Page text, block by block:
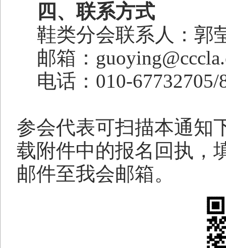
四、联系方式
鞋类分会联系人：郭
邮箱：
电话： 010-67732705/
参会代表可扫描本通知
载附件中的报名回执，
邮件至我会邮箱。